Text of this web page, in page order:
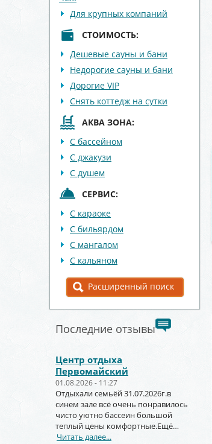
Для крупных компаний
СТОИМОСТЬ:
Дешевые сауны и бани
Недорогие сауны и бани
Дорогие VIP
Снять коттедж на сутки
АКВА ЗОНА:
С бассейном
С джакузи
С душем
СЕРВИС:
С караоке
С бильярдом
С мангалом
С кальяном
Расширенный поиск
Последние отзывы
Центр отдыха
Первомайский
01.08.2026 - 11:27
Отдыхали семьёй 31.07.2026г.в
синем зале всё очень понравилось
чисто уютно бассеин большой
теплый цены комфортные.Ещё
вернёмся и не раз!!!
Читать далее...
район Район:Советский район